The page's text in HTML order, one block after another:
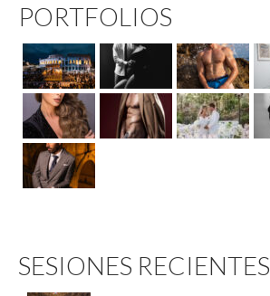
PORTFOLIOS
SESIONES RECIENTES